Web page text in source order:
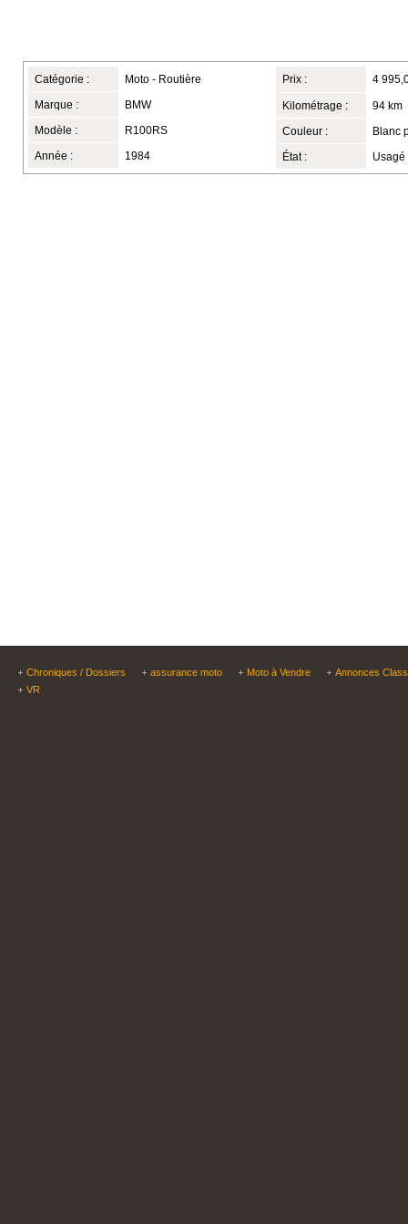
Catégorie : Moto - Routière
Marque : BMW
Modèle : R100RS
Année : 1984
Prix : 4
Kilométrage : 94 km
Couleur : Blanc
État : Usagé
Chroniques / Dossiers assurance moto Moto à Vendre
Annonces
VR